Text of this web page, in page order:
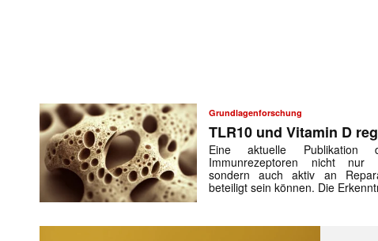
Grundlagenforschung
TLR10 und Vitamin D
Eine aktuelle
Immunrezeptoren nicht nur
sondern auch aktiv an
beteiligt sein können. Die